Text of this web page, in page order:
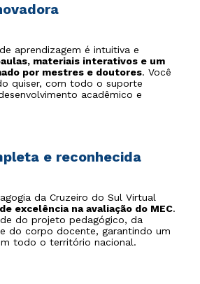
aprendizagem é intuitiva e
materiais interativos e um
por mestres e doutores. Você
quiser, com todo o suporte
acadêmico e
e reconhecida
da Cruzeiro do Sul Virtual
excelência na avaliação do MEC.
do projeto pedagógico, da
do corpo docente, garantindo um
todo o território nacional.